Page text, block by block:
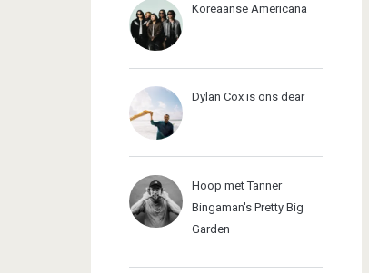
Koreaanse Americana
Dylan Cox is ons dear
Hoop met Tanner
Bingaman's Pretty Big
Garden